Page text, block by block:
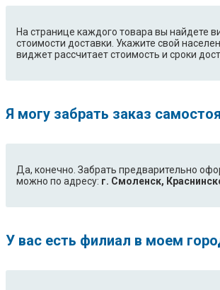
На странице каждого товара вы найдете
стоимости доставки. Укажите свой
виджет рассчитает стоимость и сроки
Я могу забрать заказ
Да, конечно. Забрать предварительно
можно по адресу: г. Смоленск,
У вас есть филиал в моем